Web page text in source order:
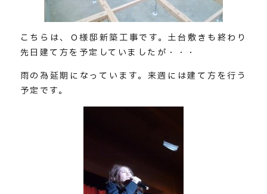
こちらは、Ｏ様邸新築工事です。土台敷きも終わり
先日建て方を予定していましたが・・・
雨の為延期になっています。来週には建て方を行う
予定です。